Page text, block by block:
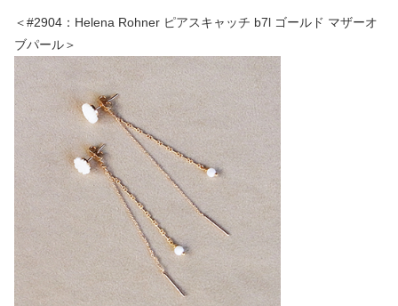
＜#2904：Helena Rohner ピアスキャッチ b7l ゴールド マザーオ
ブパール＞